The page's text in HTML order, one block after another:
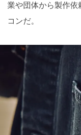
業や団体から製作依
コンだ。